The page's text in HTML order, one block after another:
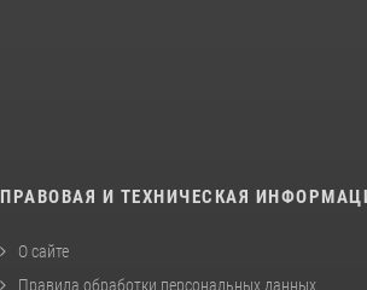
ПРАВОВАЯ И ТЕХНИЧЕСКАЯ
О сайте
Правила обработки персональных данных